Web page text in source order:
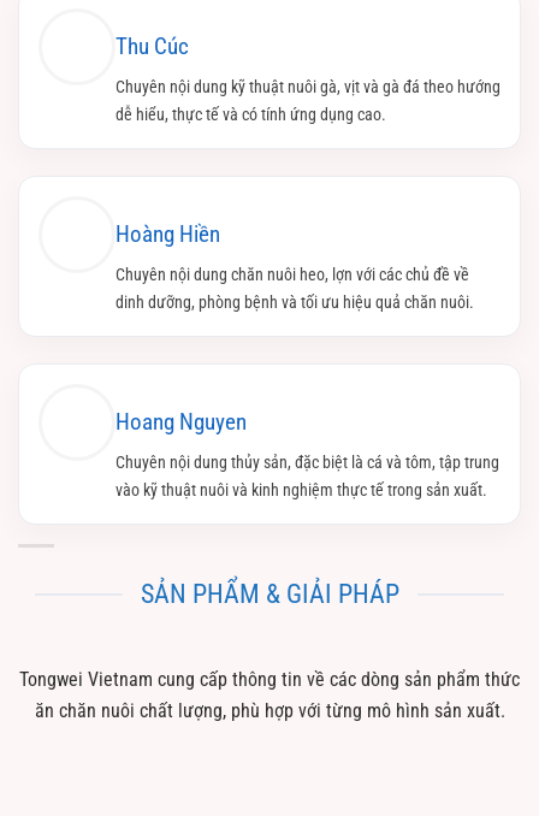
Thu Cúc
Chuyên nội dung kỹ thuật nuôi gà, vịt và gà đá theo hướng
dễ hiểu, thực tế và có tính ứng dụng cao.
Hoàng Hiền
Chuyên nội dung chăn nuôi heo, lợn với các chủ đề về
dinh dưỡng, phòng bệnh và tối ưu hiệu quả chăn nuôi.
Hoang Nguyen
Chuyên nội dung thủy sản, đặc biệt là cá và tôm, tập trung
vào kỹ thuật nuôi và kinh nghiệm thực tế trong sản xuất.
SẢN PHẨM & GIẢI PHÁP
Tongwei Vietnam cung cấp thông tin về các dòng sản phẩm thức
ăn chăn nuôi chất lượng, phù hợp với từng mô hình sản xuất.